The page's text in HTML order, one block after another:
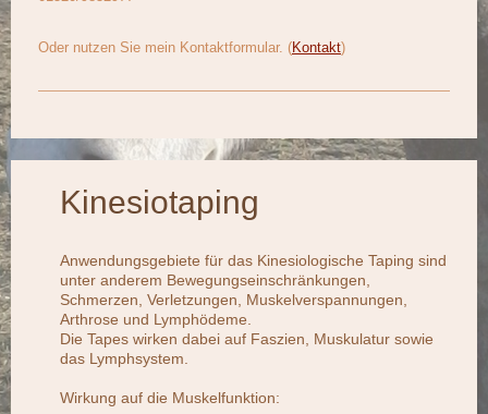
Oder nutzen Sie mein Kontaktformular. (Kontakt)
Kinesiotaping
Anwendungsgebiete für das Kinesiologische Taping sind
unter anderem Bewegungseinschränkungen,
Schmerzen, Verletzungen, Muskelverspannungen,
Arthrose und Lymphödeme.
Die Tapes wirken dabei auf Faszien, Muskulatur sowie
das Lymphsystem.
Wirkung auf die Muskelfunktion: